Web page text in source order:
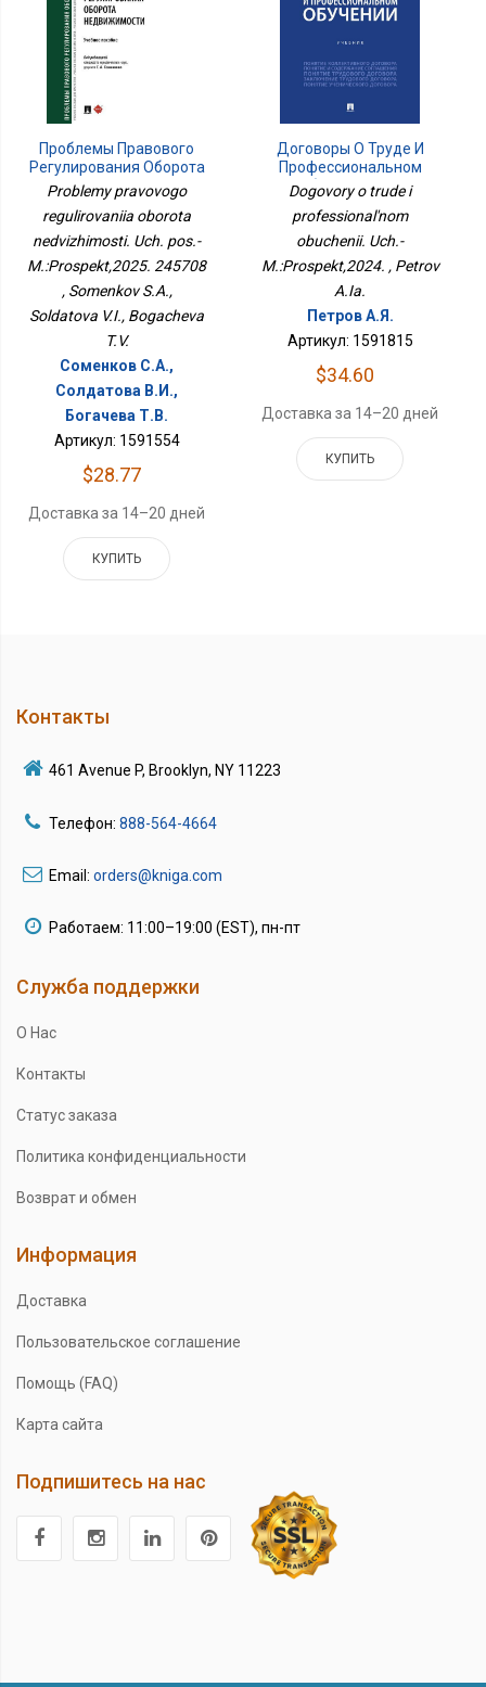
Проблемы Правового
Регулирования Оборота
Недвижимости. Уч. Пос.-
М.:Проспект,2025.
245708
Problemy pravovogo
regulirovaniia oborota
nedvizhimosti. Uch. pos.-
M.:Prospekt,2025. 245708
, Somenkov S.A.,
Soldatova V.I., Bogacheva
T.V.
Соменков С.А.,
Солдатова В.И.,
Богачева Т.В.
Артикул: 1591554
$28.77
Доставка за 14–20 дней
КУПИТЬ
Договоры О Труде И
Профессиональном
Обучении. Уч.-
М.:Проспект,2024.
Dogovory o trude i
professional'nom
obuchenii. Uch.-
M.:Prospekt,2024. , Petrov
A.Ia.
Петров А.Я.
Артикул: 1591815
$34.60
Доставка за 14–20 дней
КУПИТЬ
Контакты
461 Avenue P, Brooklyn, NY 11223
Телефон: 888-564-4664
Email: orders@kniga.com
Работаем: 11:00–19:00 (EST), пн-пт
Служба поддержки
О Нас
Контакты
Статус заказа
Политика конфиденциальности
Возврат и обмен
Информация
Доставка
Пользовательское соглашение
Помощь (FAQ)
Карта сайта
Подпишитесь на нас